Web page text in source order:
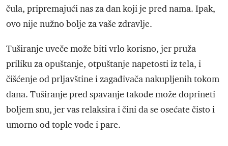
čula, pripremajući nas za dan koji je pred nama. Ipak,
ovo nije nužno bolje za vaše zdravlje.
Tuširanje uveče može biti vrlo korisno, jer pruža
priliku za opuštanje, otpuštanje napetosti iz tela, i
čišćenje od prljavštine i zagađivača nakupljenih tokom
dana. Tuširanje pred spavanje takođe može doprineti
boljem snu, jer vas relaksira i čini da se osećate čisto i
umorno od tople vode i pare.